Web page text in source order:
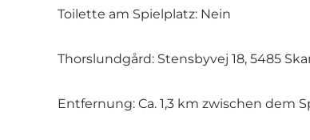
Toilette am Spielplatz: Nein
Thorslundgård: Stensbyvej 18, 5485
Entfernung: Ca. 1,3 km zwischen dem